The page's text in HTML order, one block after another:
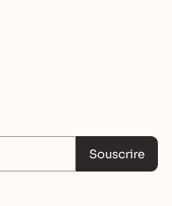
Souscrire